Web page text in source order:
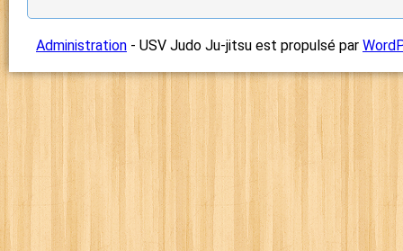
Administration - USV Judo Ju-jitsu est propulsé par